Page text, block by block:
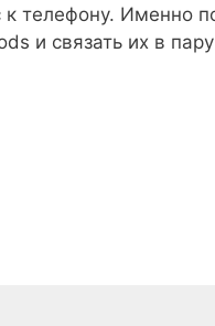
телефону. Именно
и связать их в